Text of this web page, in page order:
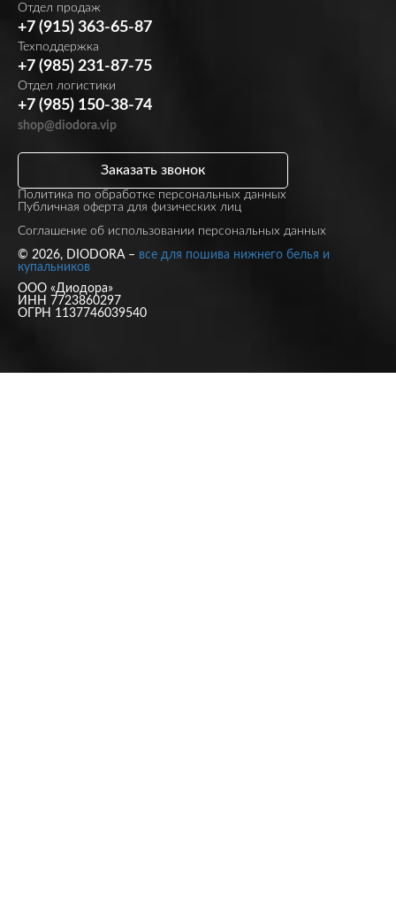
Отдел продаж
+7 (915) 363-65-87
Техподдержка
+7 (985) 231-87-75
Отдел логистики
+7 (985) 150-38-74
shop@diodora.vip
Политика по обработке персональных данных
Публичная оферта для физических лиц
Заказать звонок
Соглашение об использовании персональных данных
© 2026, DIODORA – все для пошива нижнего белья и
купальников
ООО «Диодора»
ИНН 7723860297
ОГРН 1137746039540